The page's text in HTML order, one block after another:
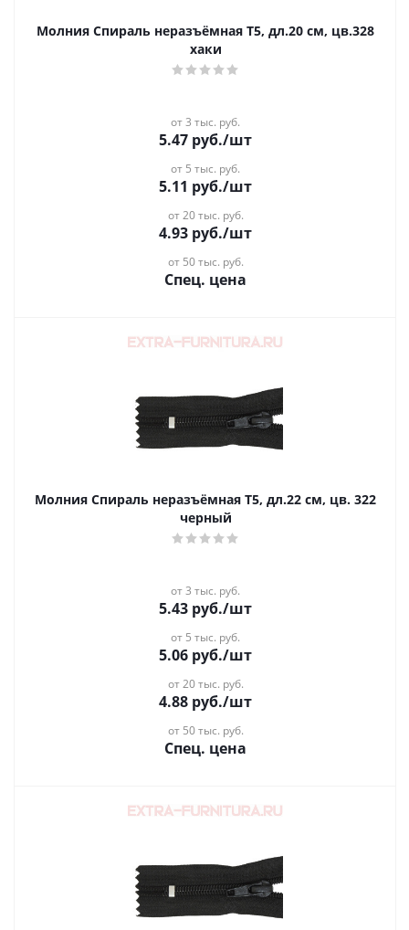
Молния Спираль неразъёмная Т5, дл.20 см, цв.328
хаки
от 3 тыс. руб.
5.47 руб./шт
от 5 тыс. руб.
5.11 руб./шт
от 20 тыс. руб.
4.93 руб./шт
от 50 тыс. руб.
Спец. цена
Молния Спираль неразъёмная Т5, дл.22 см, цв. 322
черный
от 3 тыс. руб.
5.43 руб./шт
от 5 тыс. руб.
5.06 руб./шт
от 20 тыс. руб.
4.88 руб./шт
от 50 тыс. руб.
Спец. цена